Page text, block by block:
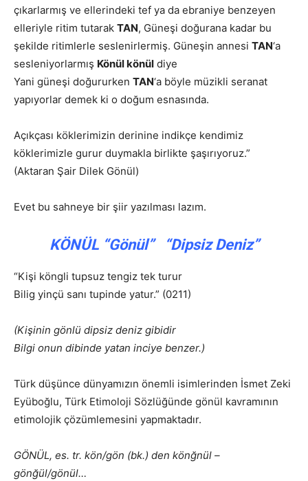
çıkarlarmış ve ellerindeki tef ya da ebraniye benzeyen
elleriyle ritim tutarak TAN, Güneşi doğurana kadar bu
şekilde ritimlerle seslenirlermiş. Güneşin annesi TAN‘a
sesleniyorlarmış Könül könül diye
Yani güneşi doğururken TAN‘a böyle müzikli seranat
yapıyorlar demek ki o doğum esnasında.
Açıkçası köklerimizin derinine indikçe kendimiz
köklerimizle gurur duymakla birlikte şaşırıyoruz.”
(Aktaran Şair Dilek Gönül)
Evet bu sahneye bir şiir yazılması lazım.
KÖNÜL “Gönül”“Dipsiz Deniz”
“Kişi köngli tupsuz tengiz tek turur
Bilig yinçü sanı tupinde yatur.” (0211)
(Kişinin gönlü dipsiz deniz gibidir
Bilgi onun dibinde yatan inciye benzer.)
Türk düşünce dünyamızın önemli isimlerinden İsmet Zeki
Eyüboğlu, Türk Etimoloji Sözlüğünde gönül kavramının
etimolojik çözümlemesini yapmaktadır.
GÖNÜL, es. tr. kön/gön (bk.) den könğnül –
gönğül/gönül…